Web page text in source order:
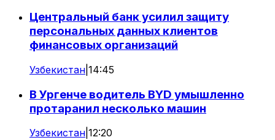
Центральный банк усилил защиту
персональных данных клиентов
финансовых организаций
Узбекистан 14:45
В Ургенче водитель BYD умышленно
протаранил несколько машин
Узбекистан 12:20